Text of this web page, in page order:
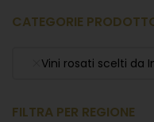
CATEGORIE
Vini rosati scelti da
FILTRA PER REGIONE